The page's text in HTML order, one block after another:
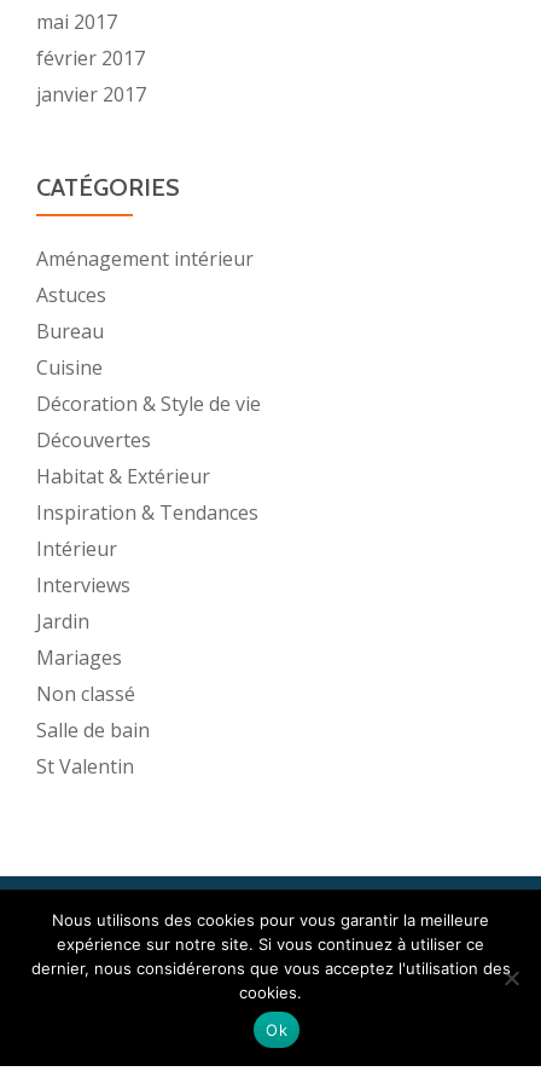
mai 2017
février 2017
janvier 2017
CATÉGORIES
Aménagement intérieur
Astuces
Bureau
Cuisine
Décoration & Style de vie
Découvertes
Habitat & Extérieur
Inspiration & Tendances
Intérieur
Interviews
Jardin
Mariages
Non classé
Salle de bain
St Valentin
Mise en Espace ©2017
Menu
fièrement propulsé par
Nous utilisons des cookies pour vous garantir la meilleure
expérience sur notre site. Si vous continuez à utiliser ce
dernier, nous considérerons que vous acceptez l'utilisation des
cookies.
Ok